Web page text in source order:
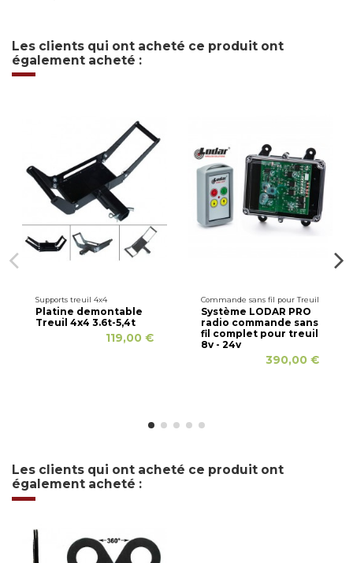
Les clients qui ont acheté ce produit ont
également acheté :
Supports treuil 4x4
Platine demontable
Treuil 4x4 3.6t-5,4t
119,00 €
Commande sans fil pour Treuil
Système LODAR PRO
radio commande sans
fil complet pour treuil
8v - 24v
390,00 €
Les clients qui ont acheté ce produit ont
également acheté :